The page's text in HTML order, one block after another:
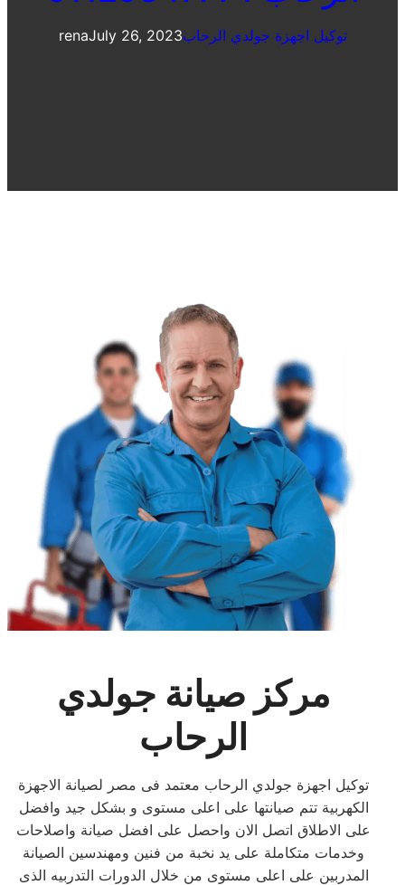
renaJuly 26, 2023توكيل اجهزة جولدي الرحاب
مركز صيانة جولدي
الرحاب
توكيل اجهزة جولدي الرحاب معتمد فى مصر لصيانة الاجهزة
الكهربية تتم صيانتها على اعلى مستوى و بشكل جيد وافضل
على الاطلاق اتصل الان واحصل على افضل صيانة واصلاحات
وخدمات متكاملة على يد نخبة من فنين ومهندسين الصيانة
المدربين على اعلى مستوى من خلال الدورات التدربيه الذى